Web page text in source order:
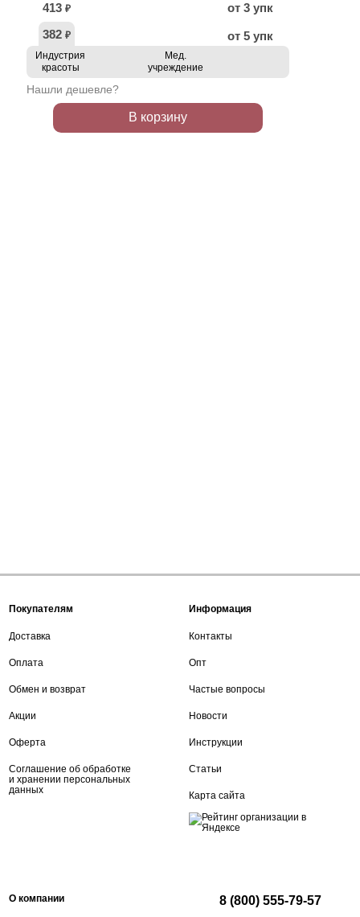
413 ₽
от 3 упк
382 ₽ от 5 упк
Индустрия
красоты
Мед.
учреждение
Нашли дешевле?
В корзину
Покупателям
Доставка
Оплата
Обмен и возврат
Акции
Оферта
Соглашение об обработке
и хранении персональных
данных
Информация
Контакты
Опт
Частые вопросы
Новости
Инструкции
Статьи
Карта сайта
О компании 8 (800) 555-79-57